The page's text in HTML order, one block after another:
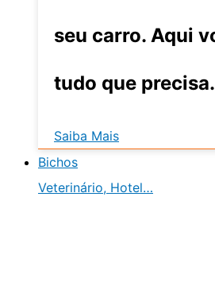
seu carro. Aqui
tudo que precisa.
Saiba Mais
Bichos
Veterinário, Hotel…